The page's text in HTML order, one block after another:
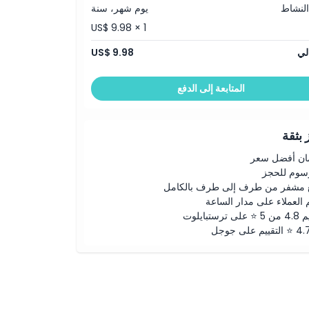
يوم شهر، سنة
US$ 9.98 × 1
US$ 9.98
المتابعة إلى الدفع
بثقة
أفضل سعر
للحجز
مشفر من طرف إلى طرف بالكامل
العملاء على مدار الساعة
على جوجل